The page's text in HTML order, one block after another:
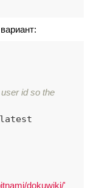
id so the
dokuwiki/'